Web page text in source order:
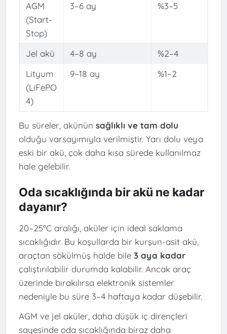
AGM
(Start-
Stop)
3–6 ay %3–5
Jel akü 4–8 ay
%2–4
Lityum
(LiFePO
4)
9–18 ay %1–2
Bu süreler, akünün sağlıklı ve tam dolu
olduğu varsayımıyla verilmiştir. Yarı dolu veya
eski bir akü, çok daha kısa sürede kullanılmaz
hale gelebilir.
Oda sıcaklığında bir akü ne kadar
dayanır?
20–25°C aralığı, aküler için ideal saklama
sıcaklığıdır. Bu koşullarda bir kurşun-asit akü,
araçtan sökülmüş halde bile 3 aya kadar
çalıştırılabilir durumda kalabilir. Ancak araç
üzerinde bırakılırsa elektronik sistemler
nedeniyle bu süre 3–4 haftaya kadar düşebilir.
AGM ve jel aküler, daha düşük iç dirençleri
sayesinde oda sıcaklığında biraz daha